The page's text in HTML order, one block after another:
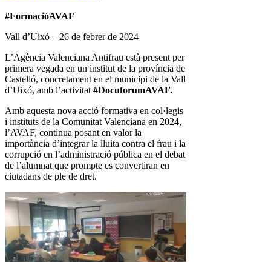
#FormacióAVAF
Vall d’Uixó – 26 de febrer de 2024
L’Agència Valenciana Antifrau està present per
primera vegada en un institut de la província de
Castelló, concretament en el municipi de la Vall
d’Uixó, amb l’activitat #DocuforumAVAF.
Amb aquesta nova acció formativa en col·legis
i instituts de la Comunitat Valenciana en 2024,
l’AVAF, continua posant en valor la
importància d’integrar la lluita contra el frau i la
corrupció en l’administració pública en el debat
de l’alumnat que prompte es convertiran en
ciutadans de ple de dret.